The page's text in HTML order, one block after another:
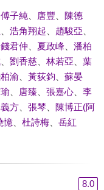
傅子純、 唐豐
陳德
浩角翔起 趙駿亞
錢君仲 夏政峰、 潘柏
、 劉香慈、 林若亞
葉
渝、 黃荻鈞
蘇晏
、 唐臻 張嘉心、 李
方、 張琴
陳博正(阿
憶、 杜詩梅、 岳紅
8.0